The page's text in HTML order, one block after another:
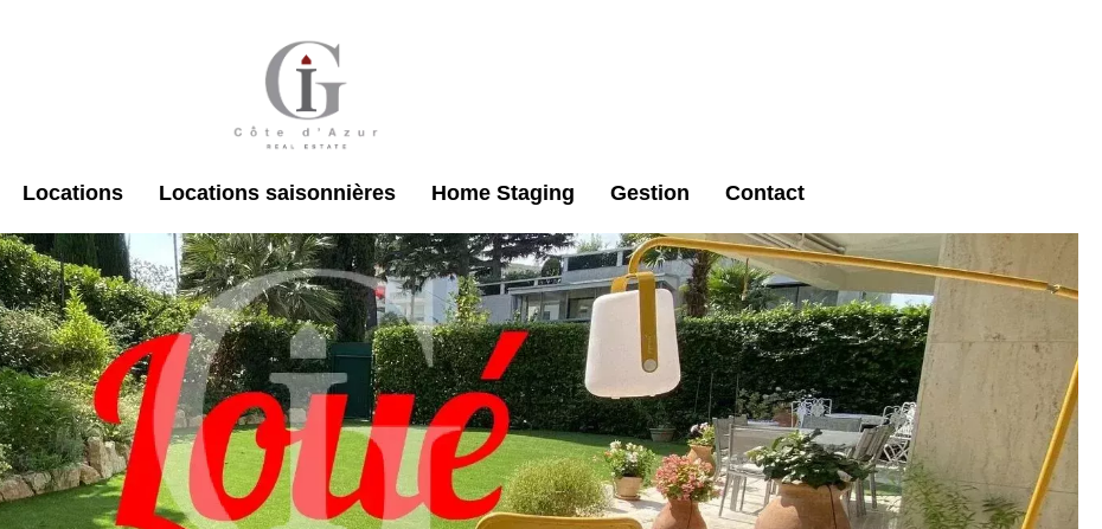
Locations Locations saisonnières Home Staging Gestion Contact